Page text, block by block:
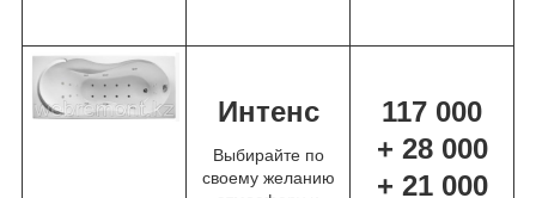
Интенс
Выбирайте по
своему желанию
117 000
+ 28 000
+ 21 000